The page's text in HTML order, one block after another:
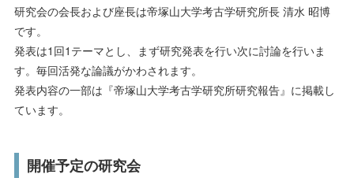
保護者の方へ 卒業生の方へ
一般の方へ 企業・採用担当者の方へ
社会連携
公開講座
科目等履修生・聴講生
こころのケアセンター
研究会の会長および座長は帝塚山大学考古学研究所長 清水 昭博
です。
発表は1回1テーマとし、まず研究発表を行い次に討論を行いま
す。毎回活発な論議がかわされます。
発表内容の一部は『帝塚山大学考古学研究所研究報告』に掲載し
ています。
開催予定の研究会